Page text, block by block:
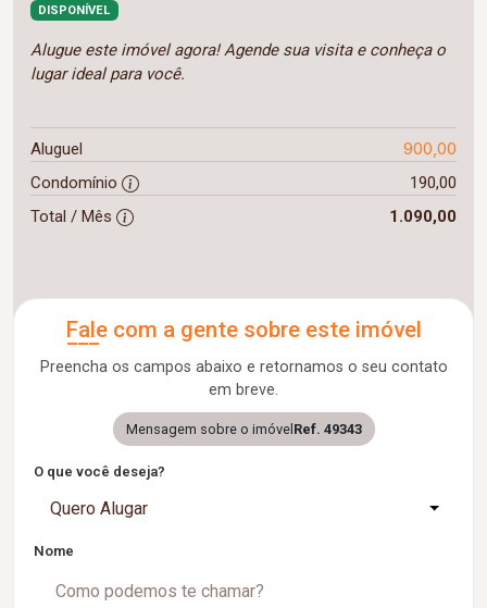
DISPONÍVEL
Alugue este imóvel agora! Agende sua visita e conheça o
lugar ideal para você.
Aluguel 900,00
Condomínio
190,00
Total / Mês
1.090,00
Fale com a gente sobre este imóvel
Preencha os campos abaixo e retornamos o seu contato
em breve.
Mensagem sobre o imóvelRef. 49343
O que você deseja?
Quero Alugar
Nome